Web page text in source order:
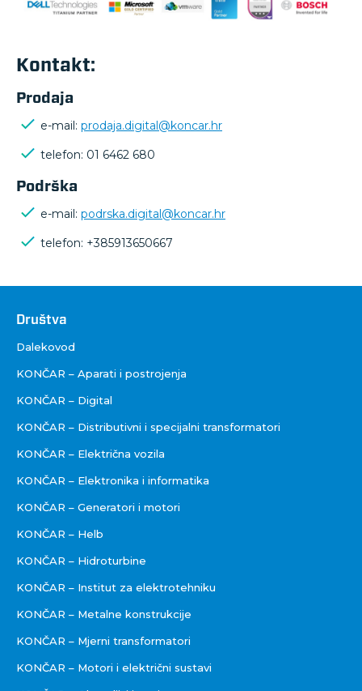
Kontakt:
Prodaja
e-mail: prodaja.digital@koncar.hr
telefon: 01 6462 680
Podrška
e-mail: podrska.digital@koncar.hr
telefon: +385913650667
Društva
Društva
Dalekovod
KONČAR – Aparati i postrojenja
KONČAR – Digital
KONČAR – Distributivni i specijalni transformatori
KONČAR – Električna vozila
KONČAR – Elektronika i informatika
KONČAR – Generatori i motori
KONČAR – Helb
KONČAR – Hidroturbine
KONČAR – Institut za elektrotehniku
KONČAR – Metalne konstrukcije
KONČAR – Mjerni transformatori
KONČAR – Motori i električni sustavi